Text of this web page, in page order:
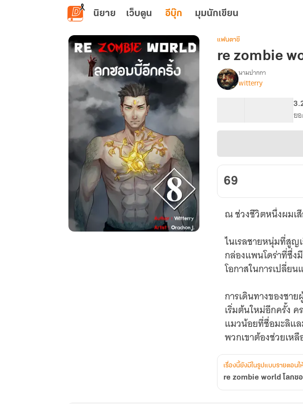
ข้ามไปยังเนื้อหาหลัก
นิยาย เว็บตูน อีบุ๊ก มุมนักเขียน
แฟนตาซี
re zombie
เรื่องre
zombie
อีก
นามปากกา
witterry
ย
69
ณ ช่วงชีวิตหนึ่งผมเ
ไนเรลชายหนุ่มที่สูญ
กล่องแพนโดร่าที่ซึ่ง
โอกาสในการเปลี่ย
การเดินทางของชา
เริ่มต้นใหม่อีกครั้ง
แมวน้อยที่ชื่อมะลิแ
เรื่องนี้ยังมีในรูปแบบรายตอนใ
re zombie world โลกซ